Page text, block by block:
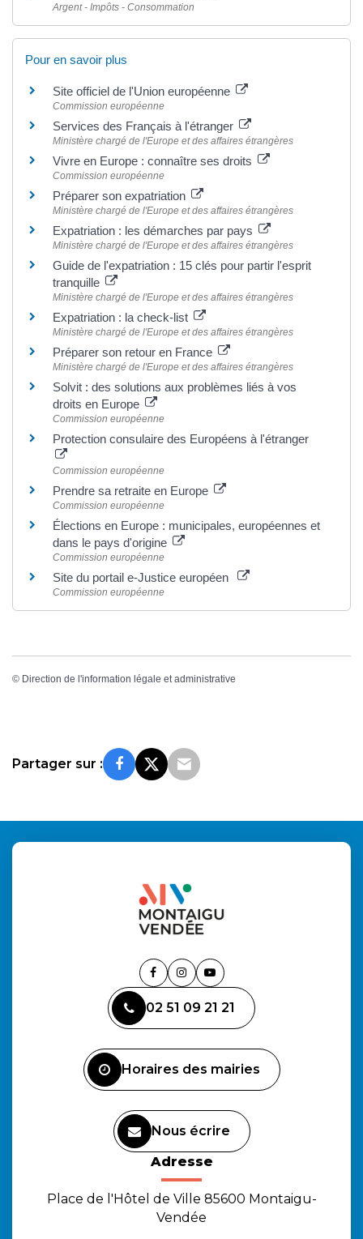
Argent - Impôts - Consommation
Pour en savoir plus
Site officiel de l'Union européenne
Commission européenne
Services des Français à l'étranger
Ministère chargé de l'Europe et des affaires étrangères
Vivre en Europe : connaître ses droits
Commission européenne
Préparer son expatriation
Ministère chargé de l'Europe et des affaires étrangères
Expatriation : les démarches par pays
Ministère chargé de l'Europe et des affaires étrangères
Guide de l'expatriation : 15 clés pour partir l'esprit
tranquille
Ministère chargé de l'Europe et des affaires étrangères
Expatriation : la check-list
Ministère chargé de l'Europe et des affaires étrangères
Préparer son retour en France
Ministère chargé de l'Europe et des affaires étrangères
Solvit : des solutions aux problèmes liés à vos
droits en Europe
Commission européenne
Protection consulaire des Européens à l'étranger
Commission européenne
Prendre sa retraite en Europe
Commission européenne
Élections en Europe : municipales, européennes et
dans le pays d'origine
Commission européenne
Site du portail e-Justice européen
Commission européenne
© Direction de l'information légale et administrative
Partager sur :
Lien
le
compte
Lien
le
compte
Lien
la
chaîne
02 51 09 21 21
Horaires des mairies
Nous écrire
Adresse
Place de l'Hôtel de Ville 85600 Montaigu-
Vendée